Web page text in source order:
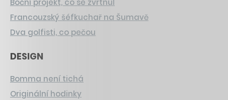
Boční projekt, co se zvrtnul
Francouzský šéfkuchař na Šumavě
Dva golfisti, co pečou
DESIGN
Bomma není tichá
Originální hodinky